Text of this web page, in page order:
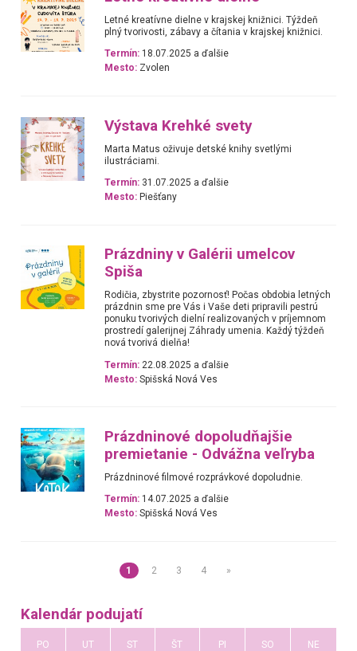
Letné kreatívne dielne v krajskej knižnici. Týždeň
plný tvorivosti, zábavy a čítania v krajskej knižnici.
Termín: 18.07.2025 a ďalšie
Mesto: Zvolen
Výstava Krehké svety
Marta Matus oživuje detské knihy svetlými
ilustráciami.
Termín: 31.07.2025 a ďalšie
Mesto: Piešťany
Prázdniny v Galérii umelcov
Spiša
Rodičia, zbystrite pozornosť! Počas obdobia letných
prázdnin sme pre Vás i Vaše deti pripravili pestrú
ponuku tvorivých dielní realizovaných v príjemnom
prostredí galerijnej Záhrady umenia. Každý týždeň
nová tvorivá dielňa!
Termín: 22.08.2025 a ďalšie
Mesto: Spišská Nová Ves
Prázdninové dopoludňajšie
premietanie - Odvážna veľryba
Prázdninové filmové rozprávkové dopoludnie.
Termín: 14.07.2025 a ďalšie
Mesto: Spišská Nová Ves
1 2 3 4 »
Kalendár podujatí
PO UT ST ŠT PI SO NE